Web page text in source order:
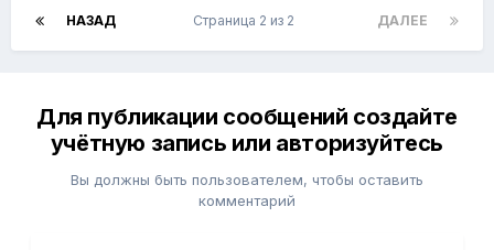
НАЗАД ДАЛЕЕ
Страница 2 из 2
Для публикации сообщений создайте
учётную запись или авторизуйтесь
Вы должны быть пользователем, чтобы оставить
комментарий